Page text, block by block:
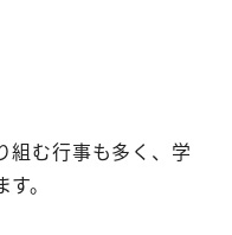
組む行事も多く、学
。